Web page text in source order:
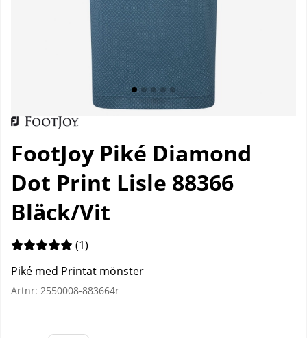
FootJoy Piké Diamond
Dot Print Lisle 88366
Bläck/Vit
Medelbetyg 5 av 5 Antal betyg 1
(1)
Piké med Printat mönster
Artnr: 2550008-883664r